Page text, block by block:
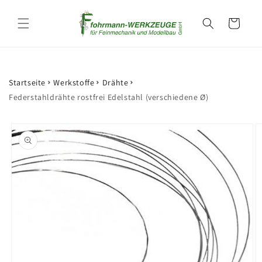
Inhalt
Warenkorb
Startseite Werkstoffe
Drähte
Federstahldrähte rostfrei Edelstahl (verschiedene Ø)